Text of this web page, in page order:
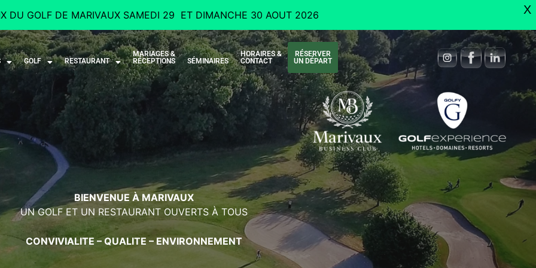
X
DU GOLF DE MARIVAUX SAMEDI 29 ET DIMANCHE 30 AOUT 2026
GOLF RESTAURANT
MARIAGES &
RÉCEPTIONS
SÉMINAIRES
HORAIRES &
CONTACT
RÉSERVER
UN DÉPART
BIENVENUE À MARIVAUX
UN GOLF ET UN RESTAURANT OUVERTS À TOUS
CONVIVIALITE – QUALITE – ENVIRONNEMENT